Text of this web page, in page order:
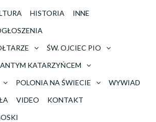
HISTORIA
INNE
ŚW. OJCIEC PIO
KATARZYŃCEM
POLONIA NA ŚWIECIE
WYWIAD
VIDEO
KONTAKT